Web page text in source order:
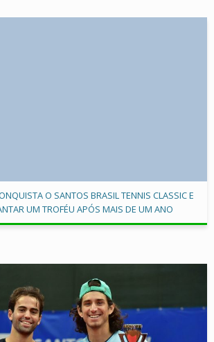
O SANTOS BRASIL TENNIS CLASSIC E
UM TROFÉU APÓS MAIS DE UM ANO